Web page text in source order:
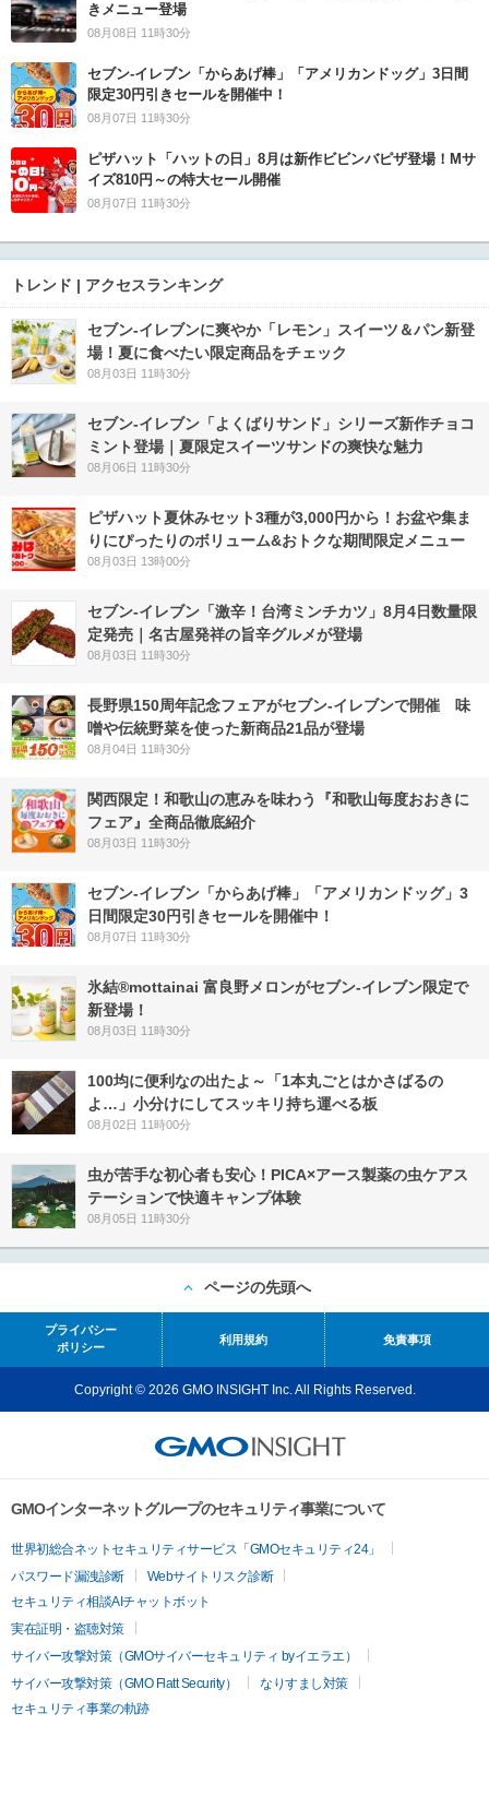
きメニュー登場
08月08日 11時30分
セブン‐イレブン「からあげ棒」「アメリカンドッグ」3日間
限定30円引きセールを開催中！
08月07日 11時30分
ピザハット「ハットの日」8月は新作ビビンバピザ登場！Mサ
イズ810円～の特大セール開催
08月07日 11時30分
トレンド | アクセスランキング
セブン‐イレブンに爽やか「レモン」スイーツ＆パン新登
場！夏に食べたい限定商品をチェック
08月03日 11時30分
セブン‐イレブン「よくばりサンド」シリーズ新作チョコ
ミント登場｜夏限定スイーツサンドの爽快な魅力
08月06日 11時30分
ピザハット夏休みセット3種が3,000円から！お盆や集ま
りにぴったりのボリューム&おトクな期間限定メニュー
08月03日 13時00分
セブン-イレブン「激辛！台湾ミンチカツ」8月4日数量限
定発売｜名古屋発祥の旨辛グルメが登場
08月03日 11時30分
長野県150周年記念フェアがセブン-イレブンで開催 味
噌や伝統野菜を使った新商品21品が登場
08月04日 11時30分
関西限定！和歌山の恵みを味わう『和歌山毎度おおきに
フェア』全商品徹底紹介
08月03日 11時30分
セブン‐イレブン「からあげ棒」「アメリカンドッグ」3
日間限定30円引きセールを開催中！
08月07日 11時30分
氷結®mottainai 富良野メロンがセブン‐イレブン限定で
新登場！
08月03日 11時30分
100均に便利なの出たよ～「1本丸ごとはかさばるの
よ…」小分けにしてスッキリ持ち運べる板
08月02日 11時00分
虫が苦手な初心者も安心！PICA×アース製薬の虫ケアス
テーションで快適キャンプ体験
08月05日 11時30分
ページの先頭へ
プライバシー
ポリシー
利用規約 免責事項
Copyright © 2026 GMO INSIGHT Inc. All Rights Reserved.
GMOインターネットグループのセキュリティ事業について
世界初総合ネットセキュリティサービス「GMOセキュリティ24」
パスワード漏洩診断
Webサイトリスク診断
セキュリティ相談AIチャットボット
実在証明・盗聴対策
サイバー攻撃対策（GMOサイバーセキュリティ byイエラエ）
サイバー攻撃対策（GMO Flatt Security）
なりすまし対策
セキュリティ事業の軌跡